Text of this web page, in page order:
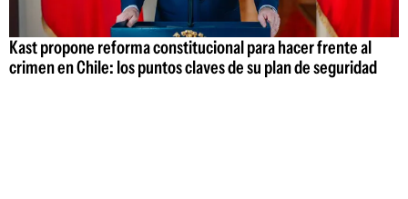
Kast propone reforma constitucional para hacer frente al
crimen en Chile: los puntos claves de su plan de seguridad